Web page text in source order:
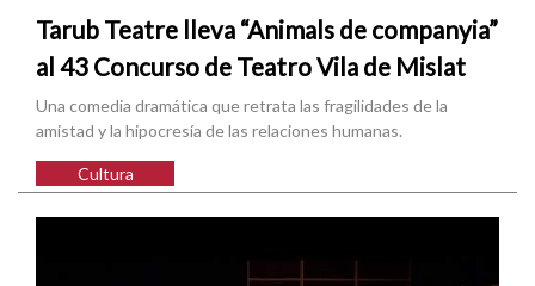
Tarub Teatre lleva “Animals de companyia”
al 43 Concurso de Teatro Vila de Mislat
Una comedia dramática que retrata las fragilidades de la
amistad y la hipocresía de las relaciones humanas.
Cultura